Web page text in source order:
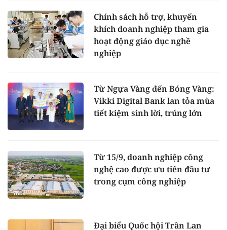
Chính sách hỗ trợ, khuyến
khích doanh nghiệp tham gia
hoạt động giáo dục nghề
nghiệp
Từ Ngựa Vàng đến Bóng Vàng:
Vikki Digital Bank lan tỏa mùa
tiết kiệm sinh lời, trúng lớn
Từ 15/9, doanh nghiệp công
nghệ cao được ưu tiên đầu tư
trong cụm công nghiệp
Đại biểu Quốc hội Trần Lan